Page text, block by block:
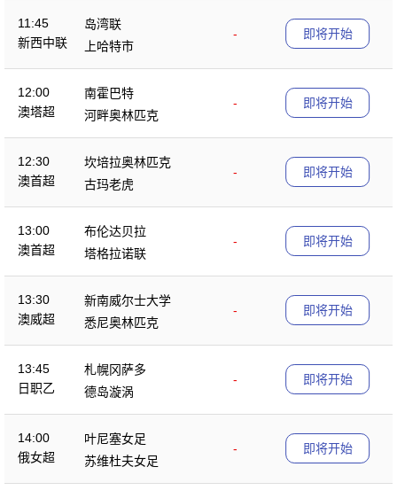
11:45
新西中联
岛湾联
-
上哈特市
即将开始
12:00
澳塔超
南霍巴特
-
河畔奥林匹克
即将开始
12:30
澳首超
坎培拉奥林匹克
-
古玛老虎
即将开始
13:00
澳首超
布伦达贝拉
-
塔格拉诺联
即将开始
13:30
澳威超
新南威尔士大学
-
悉尼奥林匹克
即将开始
13:45
日职乙
札幌冈萨多
-
德岛漩涡
即将开始
14:00
俄女超
叶尼塞女足
-
苏维杜夫女足
即将开始